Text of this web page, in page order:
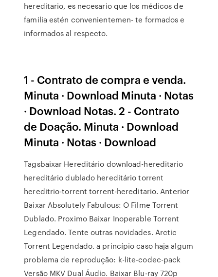
hereditario, es necesario que los médicos de
familia estén convenientemen- te formados e
informados al respecto.
1 - Contrato de compra e venda.
Minuta · Download Minuta · Notas
· Download Notas. 2 - Contrato
de Doação. Minuta · Download
Minuta · Notas · Download
Tagsbaixar Hereditário download-hereditario
hereditário dublado hereditário torrent
hereditrio-torrent torrent-hereditario. Anterior
Baixar Absolutely Fabulous: O Filme Torrent
Dublado. Proximo Baixar Inoperable Torrent
Legendado. Tente outras novidades. Arctic
Torrent Legendado. a princípio caso haja algum
problema de reprodução: k-lite-codec-pack
Versão MKV Dual Áudio. Baixar Blu-ray 720p